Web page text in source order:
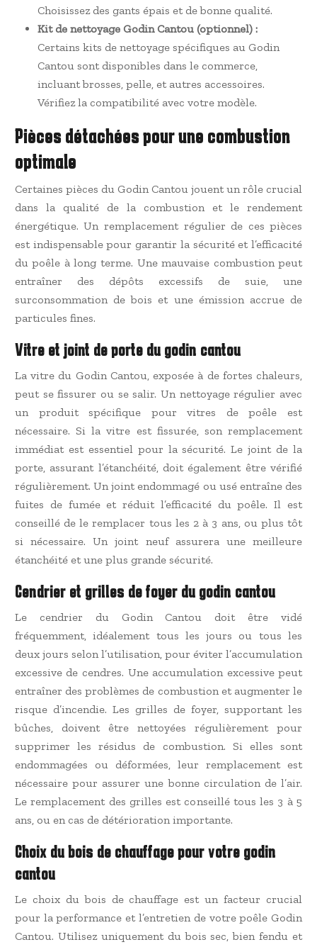
Choisissez des gants épais et de bonne qualité.
Kit de nettoyage Godin Cantou (optionnel) :
Certains kits de nettoyage spécifiques au Godin
Cantou sont disponibles dans le commerce,
incluant brosses, pelle, et autres accessoires.
Vérifiez la compatibilité avec votre modèle.
Pièces détachées pour une combustion
optimale
Certaines pièces du Godin Cantou jouent un rôle crucial
dans la qualité de la combustion et le rendement
énergétique. Un remplacement régulier de ces pièces
est indispensable pour garantir la sécurité et l’efficacité
du poêle à long terme. Une mauvaise combustion peut
entraîner des dépôts excessifs de suie, une
surconsommation de bois et une émission accrue de
particules fines.
Vitre et joint de porte du godin cantou
La vitre du Godin Cantou, exposée à de fortes chaleurs,
peut se fissurer ou se salir. Un nettoyage régulier avec
un produit spécifique pour vitres de poêle est
nécessaire. Si la vitre est fissurée, son remplacement
immédiat est essentiel pour la sécurité. Le joint de la
porte, assurant l’étanchéité, doit également être vérifié
régulièrement. Un joint endommagé ou usé entraîne des
fuites de fumée et réduit l’efficacité du poêle. Il est
conseillé de le remplacer tous les 2 à 3 ans, ou plus tôt
si nécessaire. Un joint neuf assurera une meilleure
étanchéité et une plus grande sécurité.
Cendrier et grilles de foyer du godin cantou
Le cendrier du Godin Cantou doit être vidé
fréquemment, idéalement tous les jours ou tous les
deux jours selon l’utilisation, pour éviter l’accumulation
excessive de cendres. Une accumulation excessive peut
entraîner des problèmes de combustion et augmenter le
risque d’incendie. Les grilles de foyer, supportant les
bûches, doivent être nettoyées régulièrement pour
supprimer les résidus de combustion. Si elles sont
endommagées ou déformées, leur remplacement est
nécessaire pour assurer une bonne circulation de l’air.
Le remplacement des grilles est conseillé tous les 3 à 5
ans, ou en cas de détérioration importante.
Choix du bois de chauffage pour votre godin
cantou
Le choix du bois de chauffage est un facteur crucial
pour la performance et l’entretien de votre poêle Godin
Cantou. Utilisez uniquement du bois sec, bien fendu et